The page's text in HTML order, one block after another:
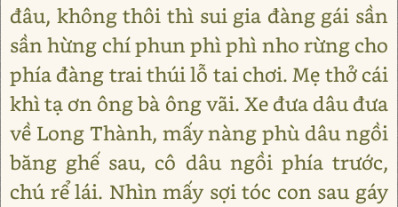
đâu, không thôi thì sui gia đàng gái sần
sần hừng chí phun phì phì nho rừng cho
phía đàng trai thúi lỗ tai chơi. Mẹ thở cái
khì tạ ơn ông bà ông vãi. Xe đưa dâu đưa
về Long Thành, mấy nàng phù dâu ngồi
băng ghế sau, cô dâu ngồi phía trước,
chú rể lái. Nhìn mấy sợi tóc con sau gáy